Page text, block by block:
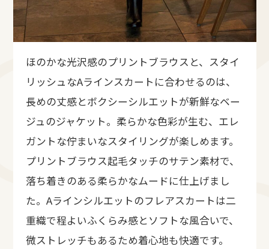
ほのかな光沢感のプリントブラウスと、スタイ
リッシュなAラインスカートに合わせるのは、
長めの丈感とボクシーシルエットが新鮮なベー
ジュのジャケット。柔らかな色彩が生む、エレ
ガントな佇まいなスタイリングが楽しめます。
プリントブラウス起毛タッチのサテン素材で、
落ち着きのある柔らかなムードに仕上げまし
た。Aラインシルエットのフレアスカートは二
重織で程よいふくらみ感とソフトな風合いで、
微ストレッチもあるため着心地も快適です。